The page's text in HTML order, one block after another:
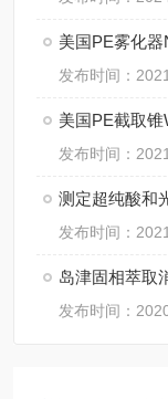
美国PE雾化
发布时间：
美国PE截取
发布时间：
测定超纯酸和
发布时间：
岛津固相萃取
发布时间：